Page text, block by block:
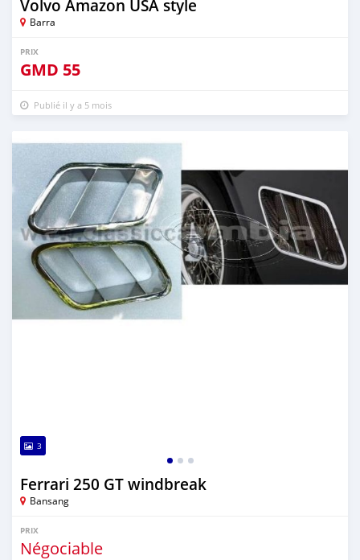
Volvo Amazon USA style
Barra
PRIX
GMD 55
Publié il y a 5 mois
3
Ferrari 250 GT windbreak
Bansang
PRIX
Négociable